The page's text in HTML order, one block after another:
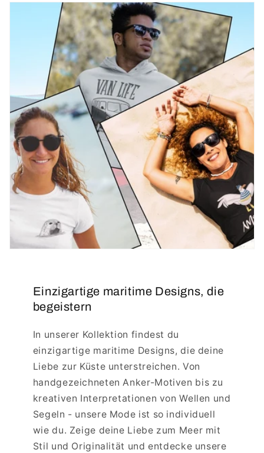
Einzigartige maritime Designs, die
begeistern
In unserer Kollektion findest du
einzigartige maritime Designs, die deine
Liebe zur Küste unterstreichen. Von
handgezeichneten Anker-Motiven bis zu
kreativen Interpretationen von Wellen und
Segeln - unsere Mode ist so individuell
wie du. Zeige deine Liebe zum Meer mit
Stil und Originalität und entdecke unsere